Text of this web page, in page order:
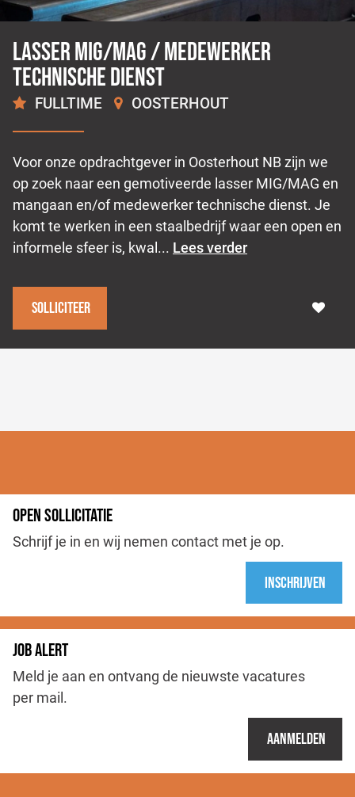
Lasser Mig/Mag / medewerker
technische dienst
FULLTIME OOSTERHOUT
€2.500 -€
Voor onze opdrachtgever in Oosterhout NB zijn we
op zoek naar een gemotiveerde lasser MIG/MAG en
mangaan en/of medewerker technische dienst. Je
komt te werken in een staalbedrijf waar een open en
informele sfeer is, kwal... Lees verder
Solliciteer
OPEN SOLLICITATIE
Schrijf je in en wij nemen contact met je op.
Inschrijven
JOB ALERT
Meld je aan en ontvang de nieuwste vacatures
per mail.
Aanmelden